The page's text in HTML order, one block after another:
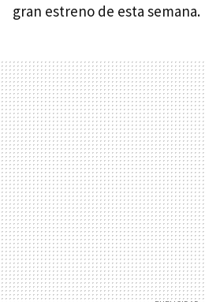
gran estreno de esta semana.